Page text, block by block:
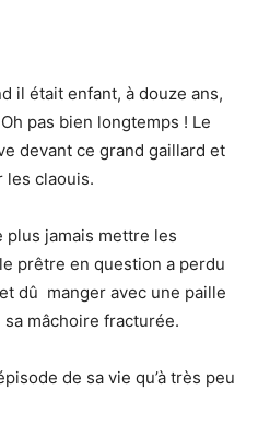
il était enfant, à douze ans,
pas bien longtemps ! Le
devant ce grand gaillard et
les claouis.
plus jamais mettre les
prêtre en question a perdu
dû manger avec une paille
mâchoire fracturée.
de sa vie qu’à très peu